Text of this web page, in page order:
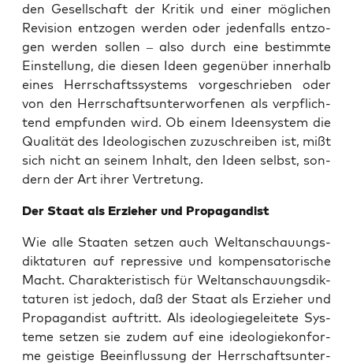
den Gesell­schaft der Kri­tik und einer mög­li­chen
Revi­si­on ent­zo­gen wer­den oder jeden­falls ent­zo­
gen wer­den sol­len – also durch eine bestimm­te
Ein­stel­lung, die die­sen Ideen gegen­über inner­halb
eines Herr­schafts­sys­tems vor­ge­schrie­ben oder
von den Herr­schafts­un­ter­wor­fe­nen als ver­pflich­
tend emp­fun­den wird. Ob einem Ideen­sys­tem die
Qua­li­tät des Ideo­lo­gi­schen zuzu­schrei­ben ist, mißt
sich nicht an sei­nem Inhalt, den Ideen selbst, son­
dern der Art ihrer Vertretung.
Der Staat als Erzie­her und Propagandist
Wie alle Staa­ten set­zen auch Welt­an­schau­ungs­
dik­ta­tu­ren auf repres­si­ve und kom­pen­sa­to­ri­sche
Macht. Cha­rak­te­ris­tisch für Welt­an­schau­ungs­dik­
ta­tu­ren ist jedoch, daß der Staat als Erzie­her und
Pro­pa­gan­dist auf­tritt. Als ideo­lo­gie­ge­lei­te­te Sys­
te­me set­zen sie zudem auf eine ideo­lo­gie­kon­for­
me geis­ti­ge Beein­flus­sung der Herr­schafts­un­ter­